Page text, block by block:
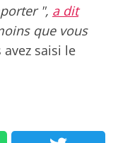
", a dit
que vous
avez saisi le